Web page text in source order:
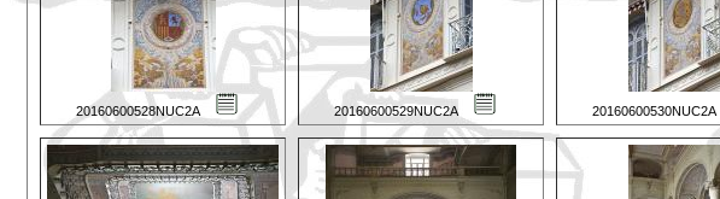
20160600528NUC2A 20160600529NUC2A 20160600530NUC2A